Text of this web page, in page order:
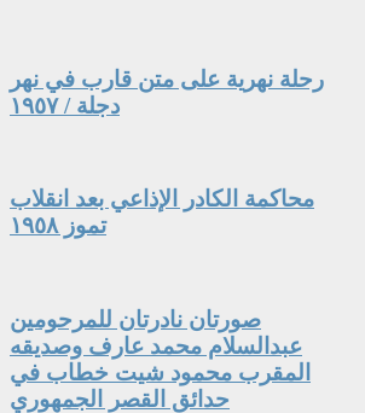
رحلة نهرية على متن قارب في نهر
دجلة / ١٩٥٧
محاكمة الكادر الإذاعي بعد انقلاب
تموز ١٩٥٨
صورتان نادرتان للمرحومين
عبدالسلام محمد عارف وصديقه
المقرب محمود شيت خطاب في
حدائق القصر الجمهوري